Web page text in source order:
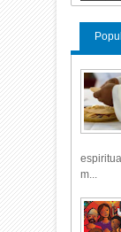
m...